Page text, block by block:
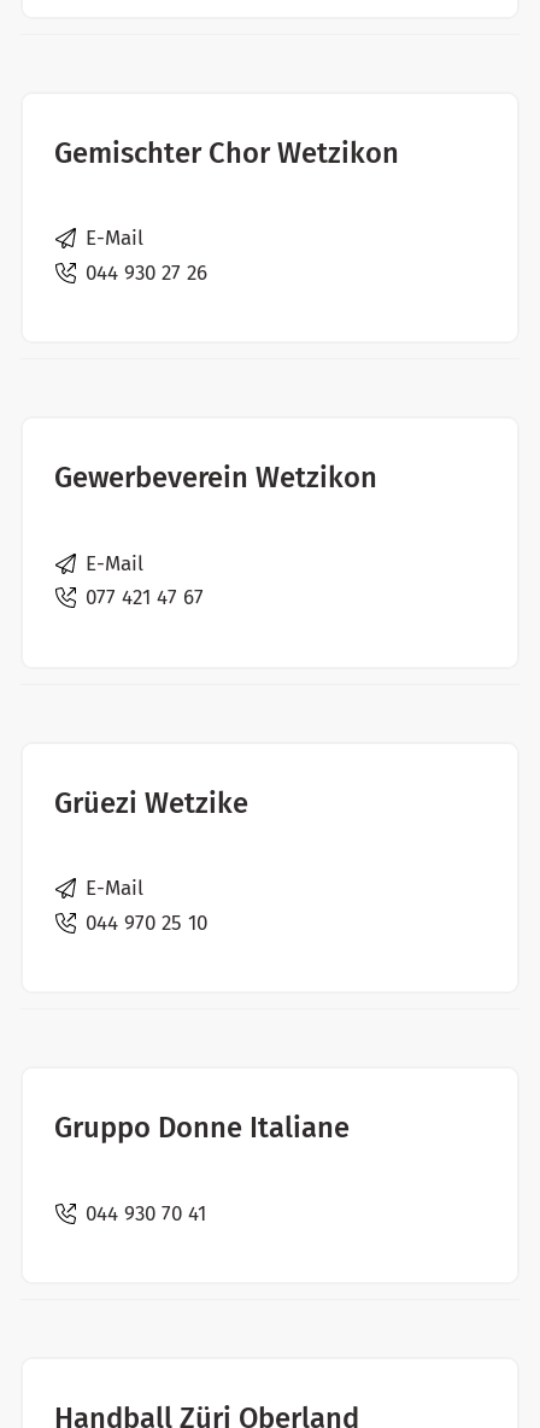
Gemischter Chor Wetzikon
E-Mail
044 930 27 26
Gewerbeverein Wetzikon
E-Mail
077 421 47 67
Grüezi Wetzike
E-Mail
044 970 25 10
Gruppo Donne Italiane
044 930 70 41
Handball Züri Oberland